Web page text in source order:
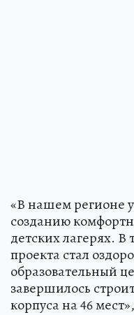
«В нашем регионе
созданию
детских лагерях.
проекта стал
образовательный
завершилось
корпуса на 46